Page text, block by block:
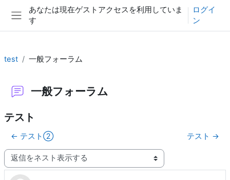
メインコンテンツへスキップする
サイドパネル
あなたは現在ゲストアクセスを利用していま
す
ログイ
ン
test 一般フォーラム
一般フォーラム
テスト
← テスト② テスト →
表示モード